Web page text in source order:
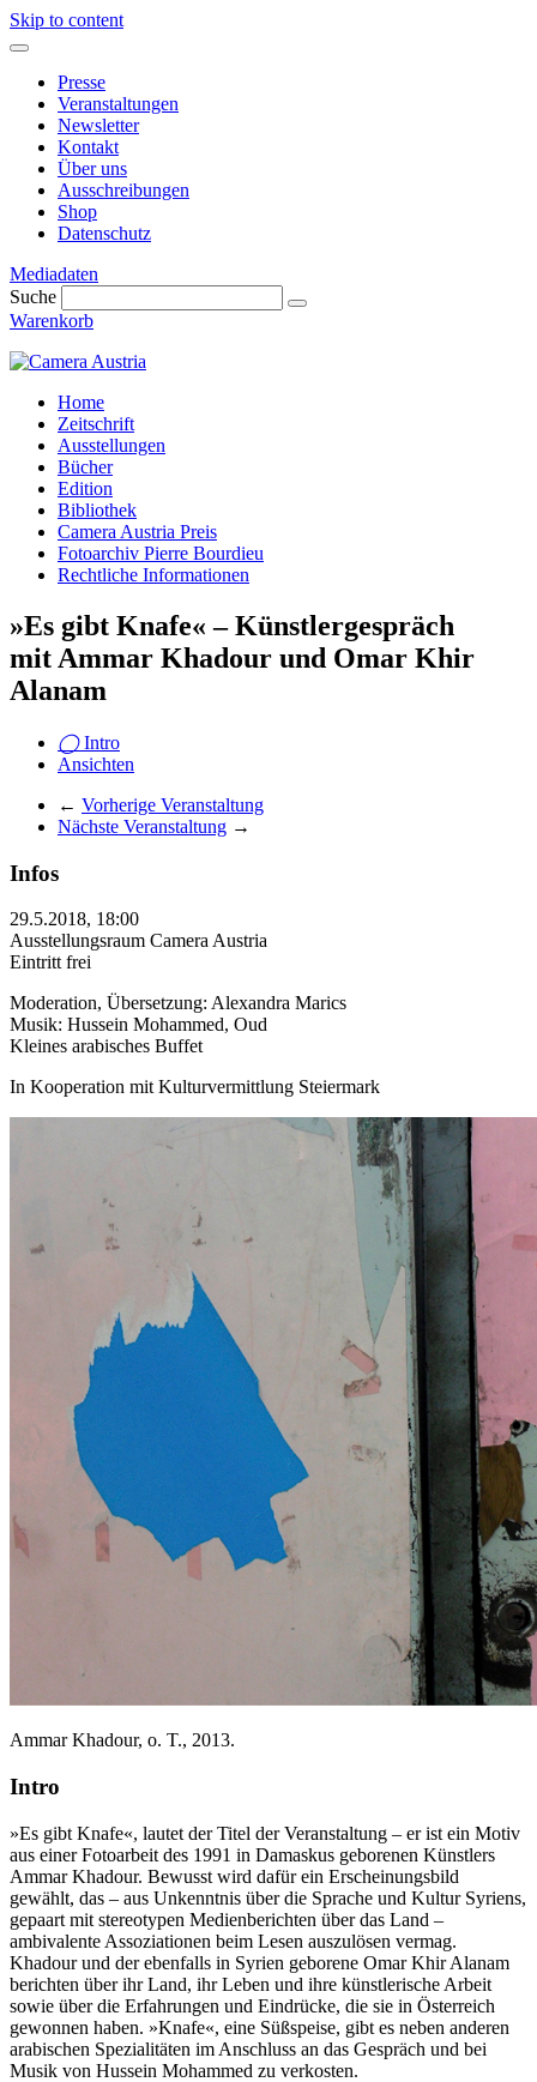
Skip to content
Presse
Veranstaltungen
Newsletter
Kontakt
Über uns
Ausschreibungen
Shop
Datenschutz
Mediadaten
Suche
Warenkorb
Home
Zeitschrift
Ausstellungen
Bücher
Edition
Bibliothek
Camera Austria Preis
Fotoarchiv Pierre Bourdieu
Rechtliche Informationen
»Es gibt Knafe« – Künstlergespräch
mit Ammar Khadour und Omar Khir
Alanam
◯Intro
Ansichten
← Vorherige Veranstaltung
Nächste Veranstaltung →
Infos
29.5.2018, 18:00
Ausstellungsraum Camera Austria
Eintritt frei
Moderation, Übersetzung: Alexandra Marics
Musik: Hussein Mohammed, Oud
Kleines arabisches Buffet
In Kooperation mit Kulturvermittlung Steiermark
Ammar Khadour, o. T., 2013.
Intro
»Es gibt Knafe«, lautet der Titel der Veranstaltung – er ist ein Motiv
aus einer Fotoarbeit des 1991 in Damaskus geborenen Künstlers
Ammar Khadour. Bewusst wird dafür ein Erscheinungsbild
gewählt, das – aus Unkenntnis über die Sprache und Kultur Syriens,
gepaart mit stereotypen Medienberichten über das Land –
ambivalente Assoziationen beim Lesen auszulösen vermag.
Khadour und der ebenfalls in Syrien geborene Omar Khir Alanam
berichten über ihr Land, ihr Leben und ihre künstlerische Arbeit
sowie über die Erfahrungen und Eindrücke, die sie in Österreich
gewonnen haben. »Knafe«, eine Süßspeise, gibt es neben anderen
arabischen Spezialitäten im Anschluss an das Gespräch und bei
Musik von Hussein Mohammed zu verkosten.